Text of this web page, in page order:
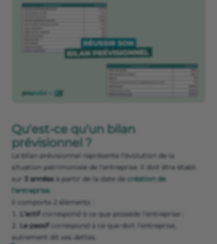
Qu'est-ce qu'un bilan
prévisionnel ?
Le bilan prévisionnel représente l'évolution de la
situation patrimoniale de l'entreprise. Il doit être établi
sur
3 années à partir de la date de création de
l'entreprise.
Il comporte 2 éléments :
L'actif correspond à ce que possède l'entreprise ;
Le passif correspond à ce que doit l'entreprise,
autrement dit ses dettes.